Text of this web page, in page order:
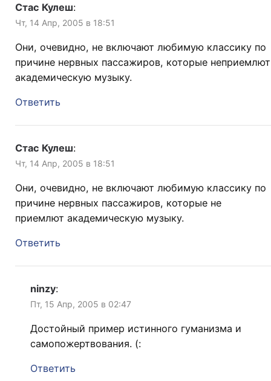
Стас Кулеш:
Чт, 14 Апр, 2005 в 18:51
Они, очевидно, не включают любимую классику по
причине нервных пассажиров, которые неприемлют
академическую музыку.
Ответить
Стас Кулеш:
Чт, 14 Апр, 2005 в 18:51
Они, очевидно, не включают любимую классику по
причине нервных пассажиров, которые не
приемлют академическую музыку.
Ответить
ninzy:
Пт, 15 Апр, 2005 в 02:47
Достойный пример истинного гуманизма и
самопожертвования. (:
Ответить